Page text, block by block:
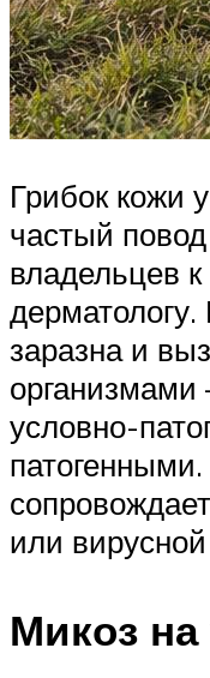
Грибок кожи
частый
владельцев
дерматологу.
заразна и
условно-
или
Микоз